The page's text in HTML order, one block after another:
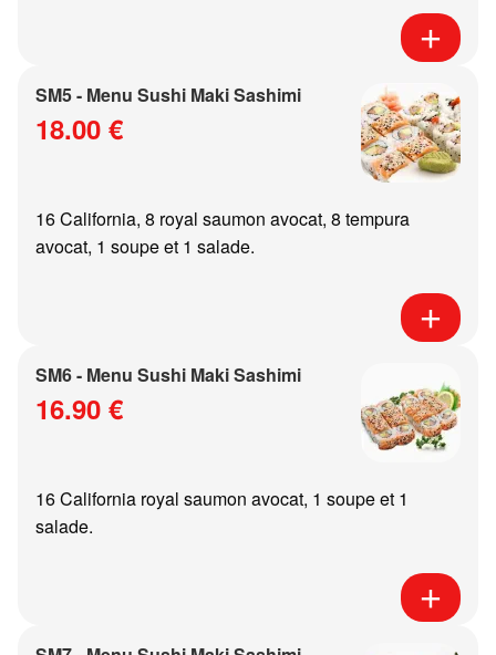
SM5 - Menu Sushi Maki Sashimi
18.00 €
16 California, 8 royal saumon avocat, 8 tempura
avocat, 1 soupe et 1 salade.
SM6 - Menu Sushi Maki Sashimi
16.90 €
16 California royal saumon avocat, 1 soupe et 1
salade.